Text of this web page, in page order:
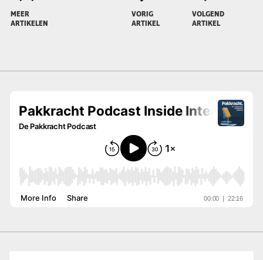
MEER
ARTIKELEN
VORIG
ARTIKEL
VOLGEND
ARTIKEL